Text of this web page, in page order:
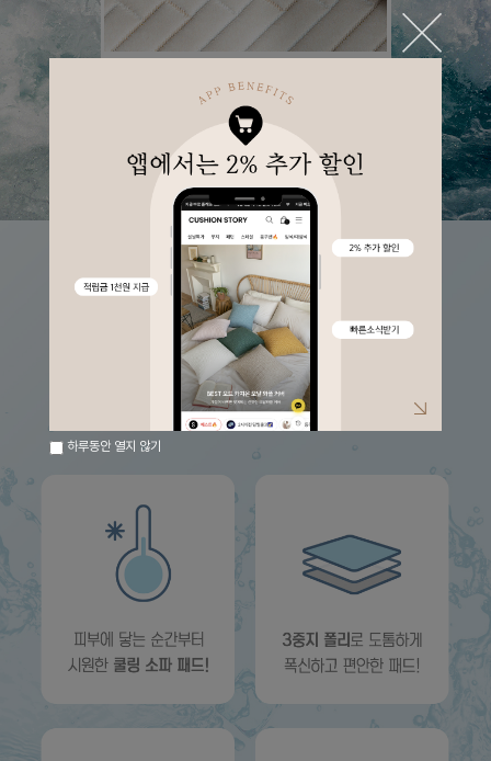
하루동안 열지 않기